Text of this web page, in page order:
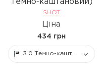
Темно-каштановий)
SHOT
Ціна
434 грн